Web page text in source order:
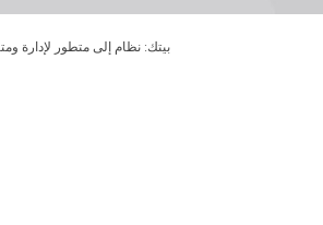
بيتك: نظام إلى متطور لإدارة